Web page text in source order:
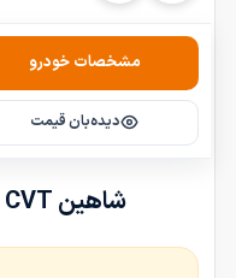
مشخصات خودرو
دیده‌بان قیمت
شاهین G CVT مدل 2024-1403